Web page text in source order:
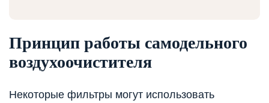
Принцип работы самодельного
воздухоочистителя
Некоторые фильтры могут использовать